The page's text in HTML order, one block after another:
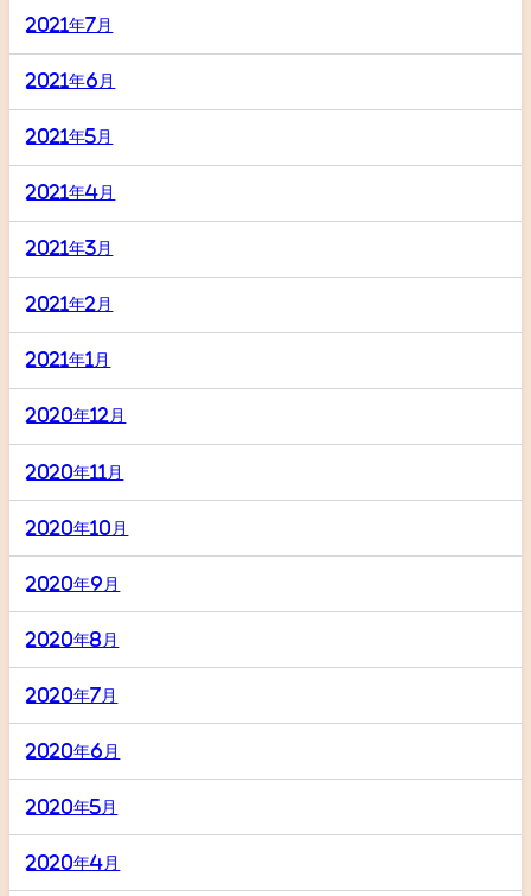
2021年7月
2021年6月
2021年5月
2021年4月
2021年3月
2021年2月
2021年1月
2020年12月
2020年11月
2020年10月
2020年9月
2020年8月
2020年7月
2020年6月
2020年5月
2020年4月